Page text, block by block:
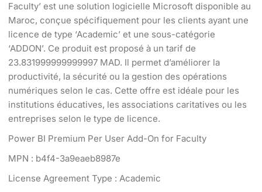
Faculty’ est une solution logicielle Microsoft disponible au
Maroc, conçue spécifiquement pour les clients ayant une
licence de type ‘Academic’ et une sous-catégorie
‘ADDON’. Ce produit est proposé à un tarif de
23.831999999999997 MAD. Il permet d’améliorer la
productivité, la sécurité ou la gestion des opérations
numériques selon le cas. Cette offre est idéale pour les
institutions éducatives, les associations caritatives ou les
entreprises selon le type de licence.
Power BI Premium Per User Add-On for Faculty
MPN : b4f4-3a9eaeb8987e
License Agreement Type : Academic